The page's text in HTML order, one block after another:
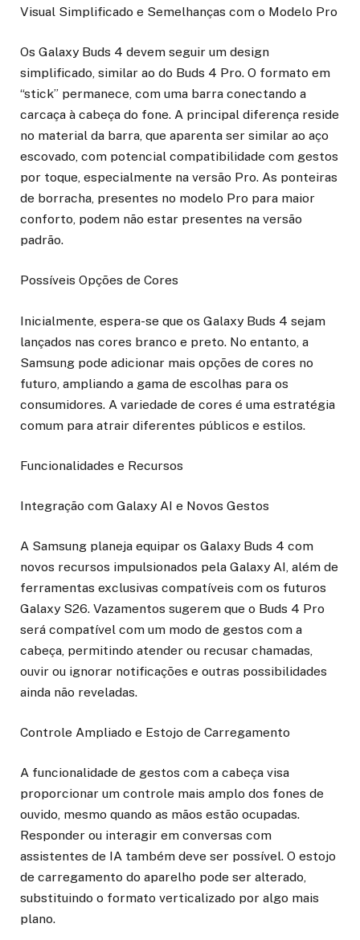
Visual Simplificado e Semelhanças com o Modelo Pro
Os Galaxy Buds 4 devem seguir um design
simplificado, similar ao do Buds 4 Pro. O formato em
“stick” permanece, com uma barra conectando a
carcaça à cabeça do fone. A principal diferença reside
no material da barra, que aparenta ser similar ao aço
escovado, com potencial compatibilidade com gestos
por toque, especialmente na versão Pro. As ponteiras
de borracha, presentes no modelo Pro para maior
conforto, podem não estar presentes na versão
padrão.
Possíveis Opções de Cores
Inicialmente, espera-se que os Galaxy Buds 4 sejam
lançados nas cores branco e preto. No entanto, a
Samsung pode adicionar mais opções de cores no
futuro, ampliando a gama de escolhas para os
consumidores. A variedade de cores é uma estratégia
comum para atrair diferentes públicos e estilos.
Funcionalidades e Recursos
Integração com Galaxy AI e Novos Gestos
A Samsung planeja equipar os Galaxy Buds 4 com
novos recursos impulsionados pela Galaxy AI, além de
ferramentas exclusivas compatíveis com os futuros
Galaxy S26. Vazamentos sugerem que o Buds 4 Pro
será compatível com um modo de gestos com a
cabeça, permitindo atender ou recusar chamadas,
ouvir ou ignorar notificações e outras possibilidades
ainda não reveladas.
Controle Ampliado e Estojo de Carregamento
A funcionalidade de gestos com a cabeça visa
proporcionar um controle mais amplo dos fones de
ouvido, mesmo quando as mãos estão ocupadas.
Responder ou interagir em conversas com
assistentes de IA também deve ser possível. O estojo
de carregamento do aparelho pode ser alterado,
substituindo o formato verticalizado por algo mais
plano.